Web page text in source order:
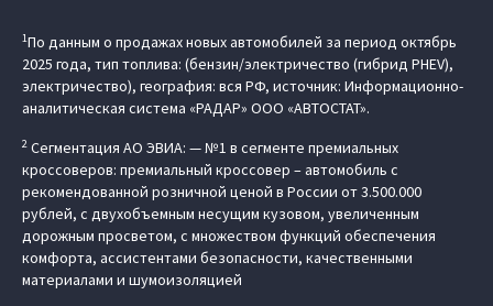
1По данным о продажах новых автомобилей за период октябрь
2025 года, тип топлива: (бензин/электричество (гибрид PHEV),
электричество), география: вся РФ, источник: Информационно-
аналитическая система «РАДАР» ООО «АВТОСТАТ».
2 Сегментация АО ЭВИА: — №1 в сегменте премиальных
кроссоверов: премиальный кроссовер – автомобиль c
рекомендованной розничной ценой в России от 3.500.000
рублей, с двухобъемным несущим кузовом, увеличенным
дорожным просветом, с множеством функций обеспечения
комфорта, ассистентами безопасности, качественными
материалами и шумоизоляцией